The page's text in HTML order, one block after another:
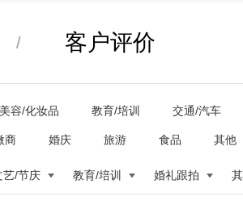
/ 客户评价
美容/化妆品 教育/培训 交通/汽车
商 婚庆 旅游 食品 其他
艺/节庆 教育/培训 婚礼跟拍